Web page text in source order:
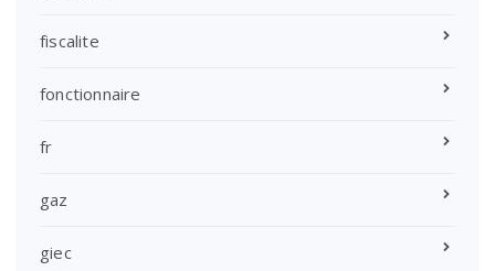
fiscalite
fonctionnaire
fr
gaz
giec